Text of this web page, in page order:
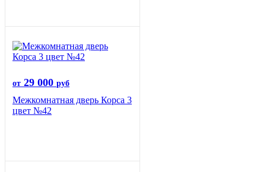
от 29 000 руб
Межкомнатная дверь Корса 3
цвет №42